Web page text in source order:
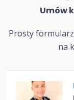
Umów
Prosty
na